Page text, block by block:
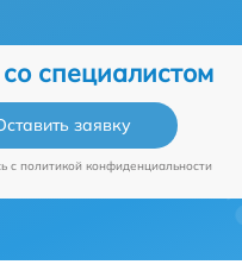
специалистом
заявку
c политикой конфиденциальности